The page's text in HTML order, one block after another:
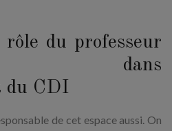
du professeur
dans
du CDI
de cet espace aussi. On